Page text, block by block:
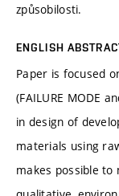
způsobilosti.
ENGLISH
Paper is focused
(FAILURE MODE
in design of
materials using
makes possible